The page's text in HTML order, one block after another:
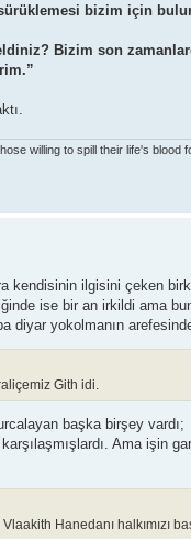
bizim için
Bizim son
willing to spill their life's blood
ilgisini çeken
ise bir an irkildi ama
diyar yokolmanın
Gith idi.
başka birşey vardı;
Ama işin
Hanedanı halkımızı